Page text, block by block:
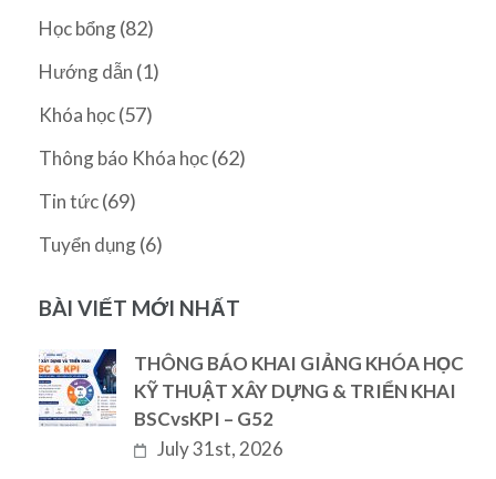
Học bổng(82)
Hướng dẫn (1)
Khóa học(57)
Thông báo Khóa học(62)
Tin tức(69)
Tuyển dụng(6)
BÀI VIẾT MỚI NHẤT
THÔNG BÁO KHAI GIẢNG KHÓA HỌC
KỸ THUẬT XÂY DỰNG & TRIỂN KHAI
BSCvsKPI – G52
July 31st, 2026